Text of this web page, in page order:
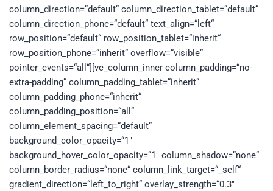
column_direction=“default“ column_direction_tablet=“default“
column_direction_phone=“default“ text_align=“left“
row_position=“default“ row_position_tablet=“inherit“
row_position_phone=“inherit“ overflow=“visible“
pointer_events=“all“][vc_column_inner column_padding=“no-
extra-padding“ column_padding_tablet=“inherit“
column_padding_phone=“inherit“
column_padding_position=“all“
column_element_spacing=“default“
background_color_opacity=“1″
background_hover_color_opacity=“1″ column_shadow=“none“
column_border_radius=“none“ column_link_target=“_self“
gradient_direction=“left_to_right“ overlay_strength=“0.3″